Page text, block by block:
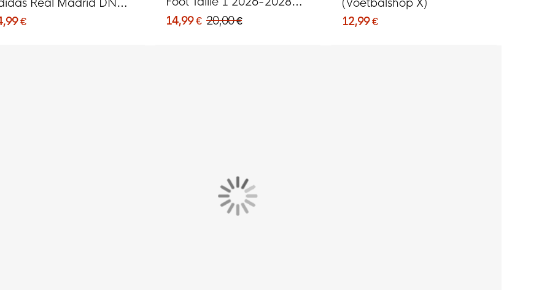
Real Madrid DNA
2027 pour bébés et
€
Blanc Rouge
14,99 € 20,00 €
(Voetbalshop X)
12,99 €